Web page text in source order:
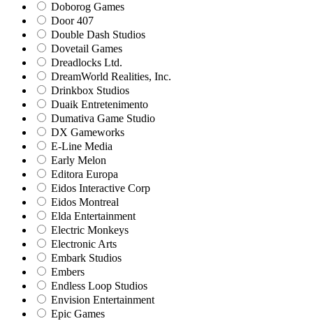
Doborog Games
Door 407
Double Dash Studios
Dovetail Games
Dreadlocks Ltd.
DreamWorld Realities, Inc.
Drinkbox Studios
Duaik Entretenimento
Dumativa Game Studio
DX Gameworks
E-Line Media
Early Melon
Editora Europa
Eidos Interactive Corp
Eidos Montreal
Elda Entertainment
Electric Monkeys
Electronic Arts
Embark Studios
Embers
Endless Loop Studios
Envision Entertainment
Epic Games